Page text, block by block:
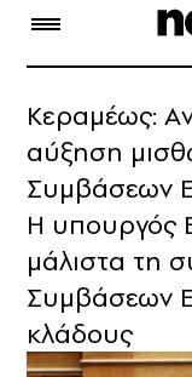
Κεραμέως:
αύξηση
Συμβάσεων
Η υπουργός
μάλιστα τη
Συμβάσεων
κλάδους